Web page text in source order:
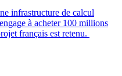
infrastructure de calcul
à acheter 100 millions
français est retenu.